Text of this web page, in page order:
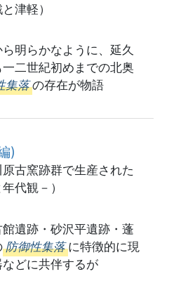
津軽）
明らかなように、延久
二世紀初めまでの北奥
集落 の存在が物語
)
原古窯跡群で生産された
代観－）
遺跡・砂沢平遺跡・蓬
防御性集落 に特徴的に現
どに共伴するが